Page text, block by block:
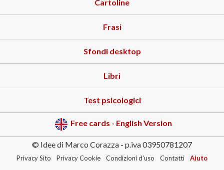
Cartoline
Frasi
Sfondi desktop
Libri
Test psicologici
Free cards - English Version
© Idee di Marco Corazza - p.iva 03950781207
Privacy Sito Privacy Cookie Condizioni d'uso Contatti Aiuto